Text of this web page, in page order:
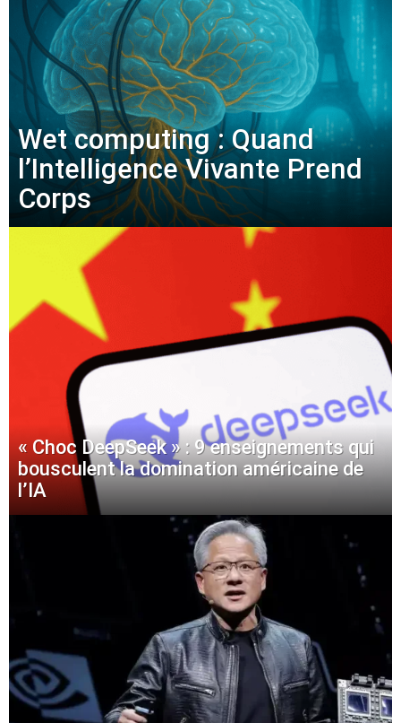
Wet computing : Quand
l’Intelligence Vivante Prend
Corps
« Choc DeepSeek » : 9 enseignements qui
bousculent la domination américaine de
l’IA